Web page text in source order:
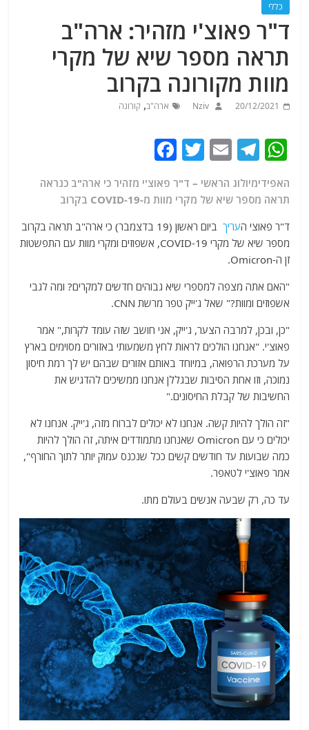
כללי
ד"ר פאוצ'י מזהיר: ארה"ב
תראה מספר שיא של מקרי
מוות מקורונה בקרוב
20/12/2021
Nziv ארה"ב,קורונה
W
at
s
A
p
p
T
e
g
ra
m
E
ai
l
T
itt
er
c
e
b
o
k
האפידימיולוג הראשי – ד"ר פאוצ'י מזהיר כי ארה"ב כנראה
תראה מספר שיא של מקרי מוות מ-COVID-19 בקרוב
ד"ר פאוצי העריך
ביום ראשון (19 בדצמבר) כי ארה"ב תראה בקרוב
מספר שיא של מקרי COVID-19, אשפוזים ומקרי מוות עם התפשטות
זן ה-Omicron.
"האם אתה מצפה למספרי שיא גבוהים חדשים למקרים? ומה לגבי
אשפוזים ומוות?" שאל ג'ייק טפר מרשת CNN.
"כן, ובכן, למרבה הצער, ג'ייק, אני חושב שזה עומד לקרות," אמר
פאוצ'י. "אנחנו הולכים לראות לחץ משמעותי באזורים מסוימים בארץ
על מערכת הרפואה, במיוחד באותם אזורים שבהם יש לך רמת חיסון
נמוכה, וזו אחת הסיבות שבגללן אנחנו ממשיכים להדגיש את
החשיבות של קבלת החיסונים."
"זה הולך להיות קשה. אנחנו לא יכולים לברוח מזה, ג'ייק. אנחנו לא
יכולים כי עם Omicron שאנחנו מתמודדים איתה, זה הולך להיות
כמה שבועות עד חודשים קשים ככל שנכנס עמוק יותר לתוך החורף",
אמר פאוצ'י לטאפר.
עד כה, רק שבעה אנשים בעולם מתו.